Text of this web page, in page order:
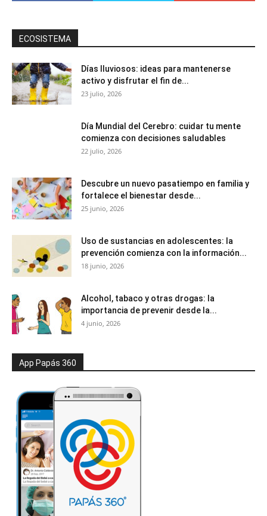
ECOSISTEMA
Días lluviosos: ideas para mantenerse
activo y disfrutar el fin de...
23 julio, 2026
Día Mundial del Cerebro: cuidar tu mente
comienza con decisiones saludables
22 julio, 2026
Descubre un nuevo pasatiempo en familia y
fortalece el bienestar desde...
25 junio, 2026
Uso de sustancias en adolescentes: la
prevención comienza con la información...
18 junio, 2026
Alcohol, tabaco y otras drogas: la
importancia de prevenir desde la...
4 junio, 2026
App Papás 360